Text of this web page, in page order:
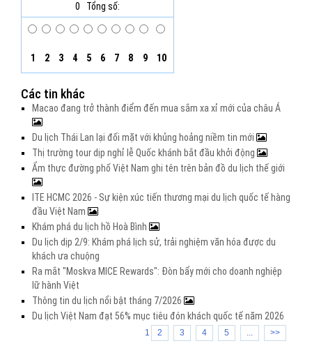
0
Tổng số:
1 2 3 4 5 6 7 8 9 10
Các tin khác
Macao đang trở thành điểm đến mua sắm xa xỉ mới của châu Á
Du lịch Thái Lan lại đối mặt với khủng hoảng niềm tin mới
Thị trường tour dịp nghỉ lễ Quốc khánh bắt đầu khởi động
Ẩm thực đường phố Việt Nam ghi tên trên bản đồ du lịch thế giới
ITE HCMC 2026 - Sự kiện xúc tiến thương mại du lịch quốc tế hàng
đầu Việt Nam
Khám phá du lịch hồ Hoà Bình
Du lịch dịp 2/9: Khám phá lịch sử, trải nghiệm văn hóa được du
khách ưa chuộng
Ra mắt "Moskva MICE Rewards": Đòn bẩy mới cho doanh nghiệp
lữ hành Việt
Thông tin du lịch nổi bật tháng 7/2026
Du lịch Việt Nam đạt 56% mục tiêu đón khách quốc tế năm 2026
1 2 3 4 5 ... >>